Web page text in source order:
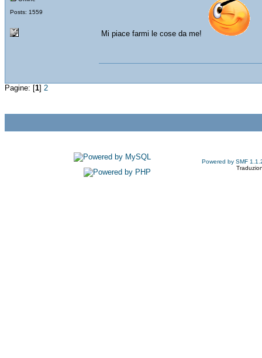
Posts: 1559
Mi piace farmi le cose da me!
Pagine: [1] 2
Powered by SMF